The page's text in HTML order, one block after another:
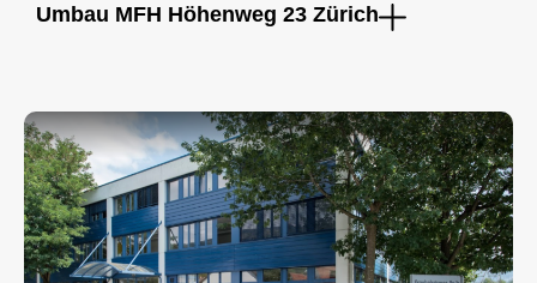
Umbau MFH Höhenweg 23 Zürich